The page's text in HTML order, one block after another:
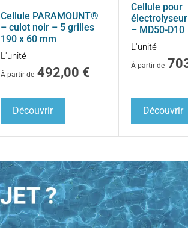
Cellule PARAMOUNT®
– culot noir – 5 grilles
190 x 60 mm
L'unité
À partir de 492,00 €
Découvrir
Cellule pour
– MD50-D10
L'unité
À partir de
Découvrir